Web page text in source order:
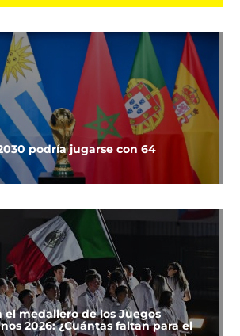
podría jugarse con 64
el medallero de los Juegos
2026: ¿Cuántas faltan para el